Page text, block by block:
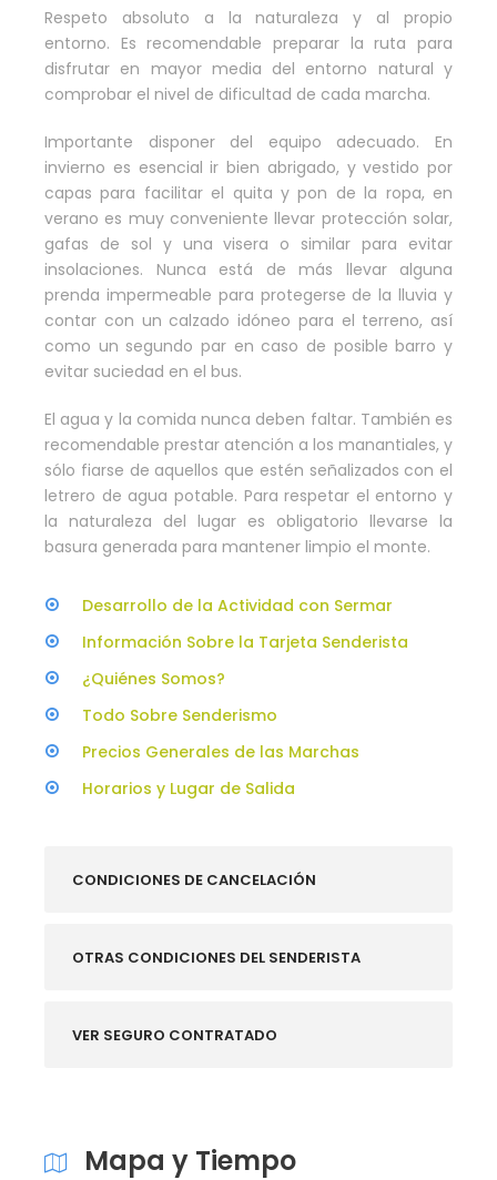
Respeto absoluto a la naturaleza y al propio
entorno. Es recomendable preparar la ruta para
disfrutar en mayor media del entorno natural y
comprobar el nivel de dificultad de cada marcha.
Importante disponer del equipo adecuado. En
invierno es esencial ir bien abrigado, y vestido por
capas para facilitar el quita y pon de la ropa, en
verano es muy conveniente llevar protección solar,
gafas de sol y una visera o similar para evitar
insolaciones. Nunca está de más llevar alguna
prenda impermeable para protegerse de la lluvia y
contar con un calzado idóneo para el terreno, así
como un segundo par en caso de posible barro y
evitar suciedad en el bus.
El agua y la comida nunca deben faltar. También es
recomendable prestar atención a los manantiales, y
sólo fiarse de aquellos que estén señalizados con el
letrero de agua potable. Para respetar el entorno y
la naturaleza del lugar es obligatorio llevarse la
basura generada para mantener limpio el monte.
Desarrollo de la Actividad con Sermar
Información Sobre la Tarjeta Senderista
¿Quiénes Somos?
Todo Sobre Senderismo
Precios Generales de las Marchas
Horarios y Lugar de Salida
CONDICIONES DE CANCELACIÓN
OTRAS CONDICIONES DEL SENDERISTA
VER SEGURO CONTRATADO
Mapa y Tiempo